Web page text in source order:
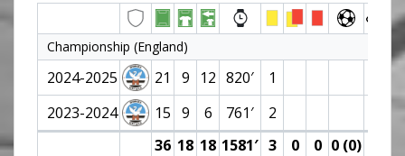
Championship (England)
2024-2025 21 9 12 820′
1
2023-2024
15 9 6 761′ 2
36 18 18 1581′ 3 0 0 0 (0)